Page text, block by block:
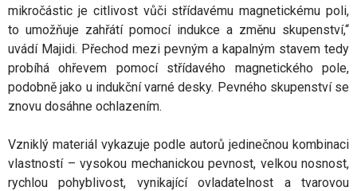
mikročástic je citlivost vůči střídavému magnetickému poli,
to umožňuje zahřátí pomocí indukce a změnu skupenství,“
uvádí Majidi. Přechod mezi pevným a kapalným stavem tedy
probíhá ohřevem pomocí střídavého magnetického pole,
podobně jako u indukční varné desky. Pevného skupenství se
znovu dosáhne ochlazením.
Vzniklý materiál vykazuje podle autorů jedinečnou kombinaci
vlastností – vysokou mechanickou pevnost, velkou nosnost,
rychlou pohyblivost, vynikající ovladatelnost a tvarovou